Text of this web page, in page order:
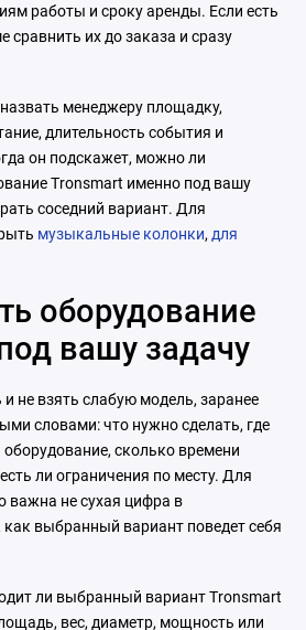
работы и сроку аренды. Если есть
сравнить их до заказа и сразу
менеджеру площадку,
длительность события и
он подскажет, можно ли
Tronsmart именно под вашу
соседний вариант. Для
музыкальные колонки, для
оборудование
вашу задачу
не взять слабую модель, заранее
словами: что нужно сделать, где
оборудование, сколько времени
ли ограничения по месту. Для
важна не сухая цифра в
как выбранный вариант поведет себя
ли выбранный вариант Tronsmart
вес, диаметр, мощность или